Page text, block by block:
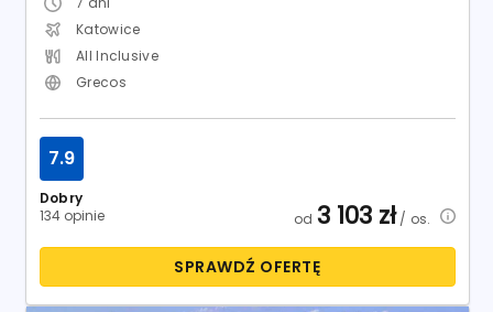
Katowice
All Inclusive
Grecos
Dobry
134 opinie
7.9
od 3 103 zł/ os.
SPRAWDŹ OFERTĘ